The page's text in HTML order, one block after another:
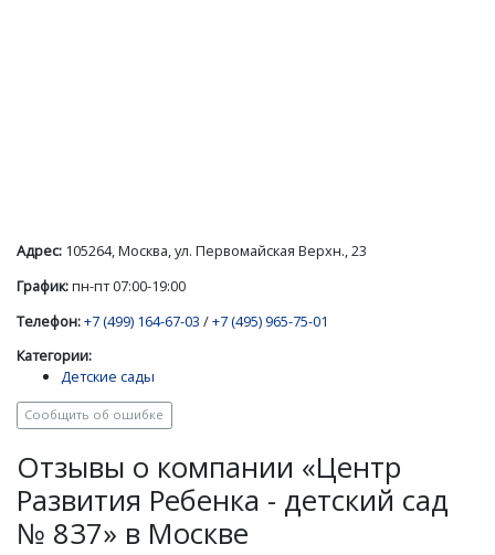
Адрес: 105264, Москва, ул. Первомайская Верхн., 23
График:пн-пт 07:00-19:00
Телефон:+7 (499) 164-67-03 /+7 (495) 965-75-01
Категории:
Детские сады
Сообщить об ошибке
Отзывы о компании «Центр
Развития Ребенка - детский сад
№ 837» в Москве